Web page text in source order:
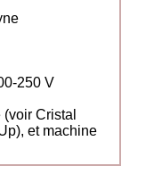
250 V
Cristal
et machine